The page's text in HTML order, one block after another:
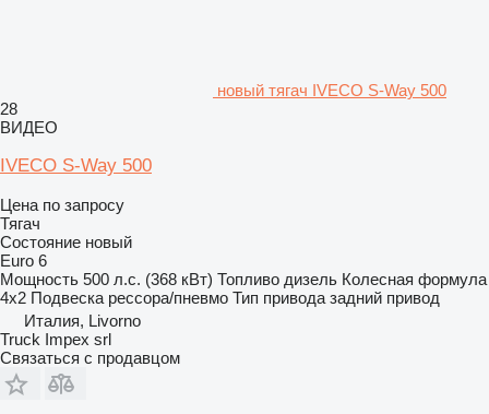
новый тягач IVECO S-Way 500
28
ВИДЕО
IVECO S-Way 500
Цена по запросу
Тягач
Состояние новый
Euro 6
Мощность 500 л.с. (368 кВт) Топливо дизель Колесная формула
4x2 Подвеска рессора/пневмо Тип привода задний привод
Италия, Livorno
Truck Impex srl
Связаться с продавцом